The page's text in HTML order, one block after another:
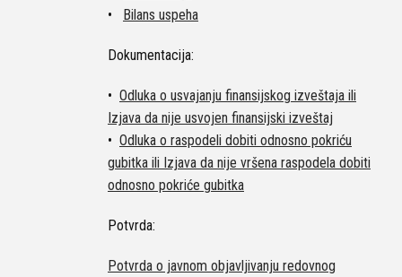
•
Bilans uspeha
Dokumentacija:
• Odluka o usvajanju finansijskog izveštaja ili
Izjava da nije usvojen finansijski izveštaj
• Odluka o raspodeli dobiti odnosno pokriću
gubitka ili Izjava da nije vršena raspodela dobiti
odnosno pokriće gubitka
Potvrda:
Potvrda o javnom objavljivanju redovnog